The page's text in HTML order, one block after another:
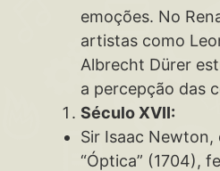
emoções. No
artistas como
Albrecht Dürer
a percepção das
Século XVII:
Sir Isaac Newton,
“Óptica” (1704),